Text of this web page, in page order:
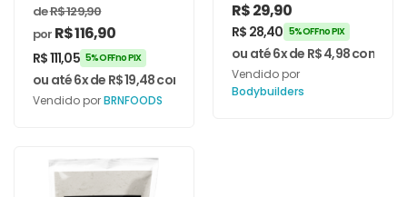
Hipercalórico
6kg – BRNFOODS
deR$129,90
por R$116,90
R$111,05 5% OFF no PIX
ou até 6x de R$19,48com juros
Vendido porBRNFOODS
100g –
Bodybuilders
R$29,90
R$ 28,40 5% OFF no PIX
ou até 6x de R$4,98com
Vendido por
Bodybuilders